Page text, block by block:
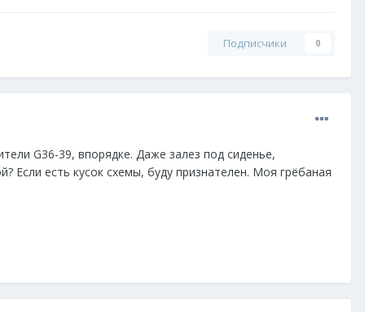
Подписчики 0
G36-39, впорядке. Даже залез под сиденье,
Если есть кусок схемы, буду признателен. Моя грёбаная